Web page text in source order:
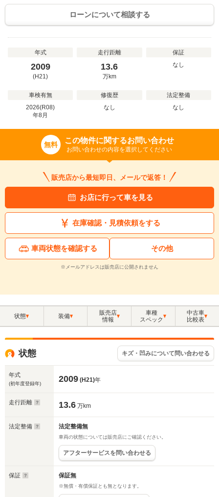
ローンについて相談する
年式
2009
(H21)
走行距離
13.6
万km
保証
なし
車検有無
2026(R08)
年8月
修復歴
なし
法定整備
なし
無料 この物件に関するお問い合わせ
お問い合わせの内容を選択してください
販売店から最短即日、メールで返答！
お店に行って車を見る
在庫確認・見積依頼をする
車両状態を確認する その他
※メールアドレスは販売店に公開されません
状態 装備
販売店
情報
車種
スペック
中古車
比較表
状態 キズ・凹みについて問い合わせる
年式
(初年度登録年) 2009 (H21)年
走行距離 13.6 万km
法定整備 法定整備無
車両の状態については販売店にご確認ください。
アフターサービスを問い合わせる
保証 保証無
※無償・有償保証とも無となります。